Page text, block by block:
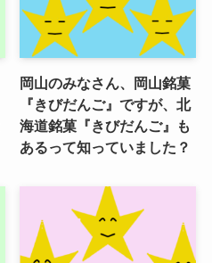
岡山のみなさん、岡山銘菓
『きびだんご』ですが、北
海道銘菓『きびだんご』も
あるって知っていました？